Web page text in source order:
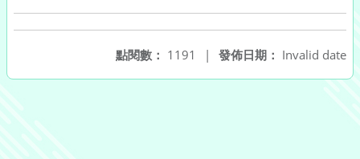
發佈日期： Invalid date
點閱數： 1191 |